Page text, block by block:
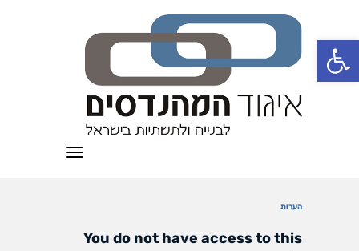
פתח סרגל נגישות
תפריט
הערות
You do not have access to this